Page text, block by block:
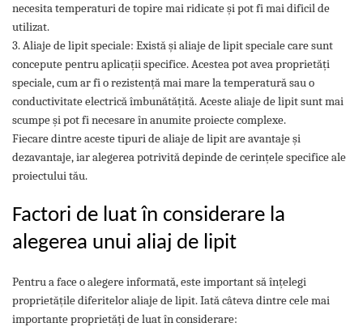
necesita temperaturi de topire mai ridicate și pot fi mai dificil de
utilizat.
3. Aliaje de lipit speciale: Există și aliaje de lipit speciale care sunt
concepute pentru aplicații specifice. Acestea pot avea proprietăți
speciale, cum ar fi o rezistență mai mare la temperatură sau o
conductivitate electrică îmbunătățită. Aceste aliaje de lipit sunt mai
scumpe și pot fi necesare în anumite proiecte complexe.
Fiecare dintre aceste tipuri de aliaje de lipit are avantaje și
dezavantaje, iar alegerea potrivită depinde de cerințele specifice ale
proiectului tău.
Factori de luat în considerare la
alegerea unui aliaj de lipit
Pentru a face o alegere informată, este important să înțelegi
proprietățile diferitelor aliaje de lipit. Iată câteva dintre cele mai
importante proprietăți de luat în considerare: